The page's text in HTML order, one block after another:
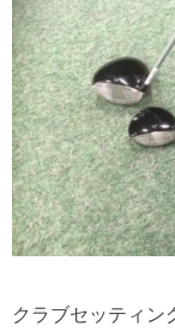
クラブセッティン